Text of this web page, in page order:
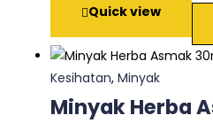
Quick view
Kesihatan, Minyak
Minyak Herba